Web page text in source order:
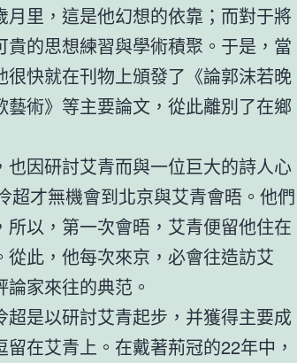
里，這是他幻想的依靠；而對于將
的思想練習與學術積聚。于是，當
快就在刊物上頒發了《論郭沫若晚
術》等主要論文，從此離別了在鄉
因研討艾青而與一位巨大的詩人心
超才無機會到北京與艾青會晤。他們
以，第一次會晤，艾青便留他住在
此，他每次來京，必會往造訪艾
家來往的典范。
是以研討艾青起步，并獲得主要成
在艾青上。在戴著荊冠的22年中，